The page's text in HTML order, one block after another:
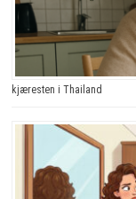
kjæresten i Thailand